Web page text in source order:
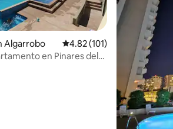
142 evaluaciones
Algarrobo Calificación promedio:
4.82 (101)
en Pinares del